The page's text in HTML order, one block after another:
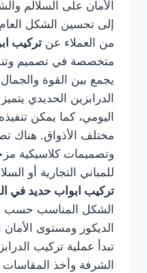
الأمان على السلالم
إلى تحسين الشكل
من العملاء عن تركيب
متخصصة في تصميم
يجمع بين القوة
الدرابزين الحديدي
اليومي، كما يمكن
مختلف الأذواق. هناك
وتصميمات كلاسيكية
للمباني التجارية أو
تركيب ابواب حديد في
الشكل المناسب حسب
الديكور ومستوى
تبدأ عملية تركيب
الشرفة وأخذ المقاسات